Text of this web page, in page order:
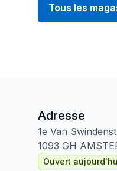
Tous les
Adresse
1e Van
1093 GH
Ouvert